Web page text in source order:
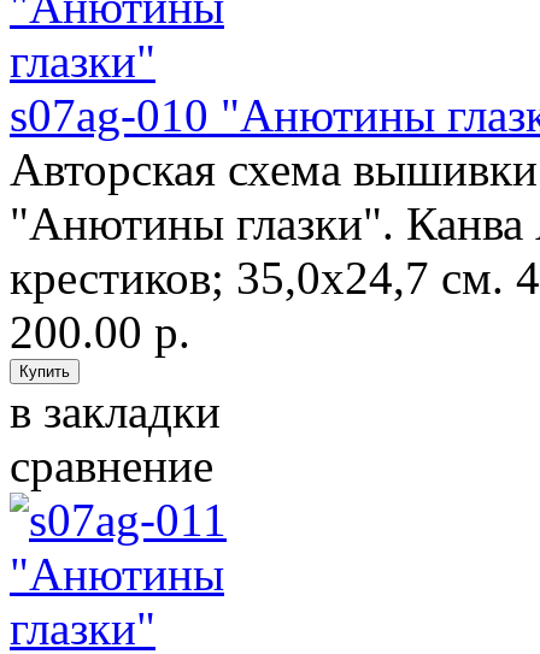
s07ag-010 "Анютины
Авторская схема
"Анютины глазки".
крестиков; 35,0х24,7 см.
200.00 р.
в закладки
сравнение